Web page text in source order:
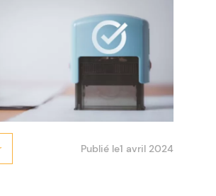
Publié le1 avril 2024